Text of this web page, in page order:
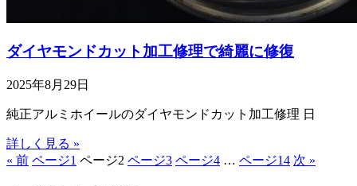
ダイヤモンドカット加工修理で綺麗に修復
2025年8月29日
純正アルミホイールのダイヤモンドカット加工修理 日
詳しく見る »
« 前 ページ1 ページ2 ページ3 ページ4 … ページ14 次 »